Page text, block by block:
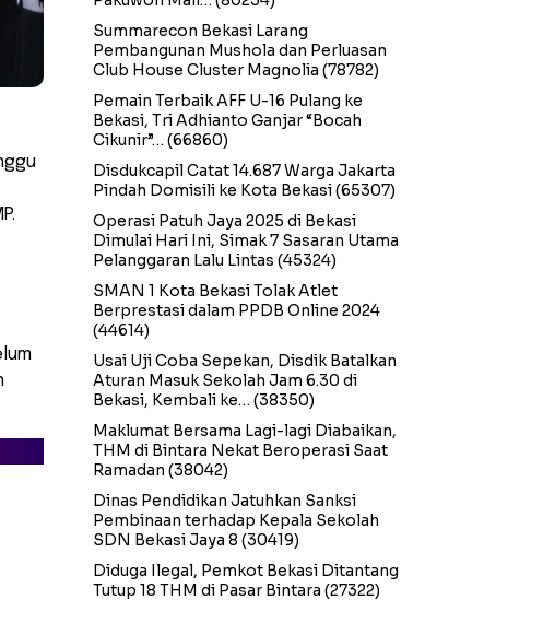
Summarecon Bekasi Larang
Pembangunan Mushola dan Perluasan
Club House Cluster Magnolia (78782)
Pemain Terbaik AFF U-16 Pulang ke
Bekasi, Tri Adhianto Ganjar “Bocah
Cikunir”… (66860)
Disdukcapil Catat 14.687 Warga Jakarta
Pindah Domisili ke Kota Bekasi(65307)
Operasi Patuh Jaya 2025 di Bekasi
Dimulai Hari Ini, Simak 7 Sasaran Utama
Pelanggaran Lalu Lintas (45324)
SMAN 1 Kota Bekasi Tolak Atlet
Berprestasi dalam PPDB Online 2024
(44614)
Usai Uji Coba Sepekan, Disdik Batalkan
Aturan Masuk Sekolah Jam 6.30 di
Bekasi, Kembali ke… (38350)
Maklumat Bersama Lagi-lagi Diabaikan,
THM di Bintara Nekat Beroperasi Saat
Ramadan (38042)
Dinas Pendidikan Jatuhkan Sanksi
Pembinaan terhadap Kepala Sekolah
SDN Bekasi Jaya 8 (30419)
Diduga Ilegal, Pemkot Bekasi Ditantang
Tutup 18 THM di Pasar Bintara (27322)